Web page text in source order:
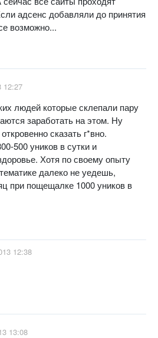
адсенс добавляли до принятия
возможно...
12:27
людей которые склепали пару
заработать на этом. Ну
сказать г*вно.
500 уников в сутки и
Хотя по своему опыту
далеко не уедешь,
при пощещалке 1000 уников в
12:38
13:08